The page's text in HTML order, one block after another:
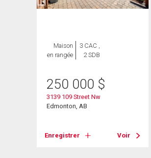
Maison
en rangée
3 CAC ,
2 SDB
250 000 $
3139 109 Street Nw
Edmonton, AB
Enregistrer Voir